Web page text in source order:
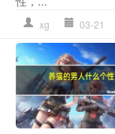
xg 03-21